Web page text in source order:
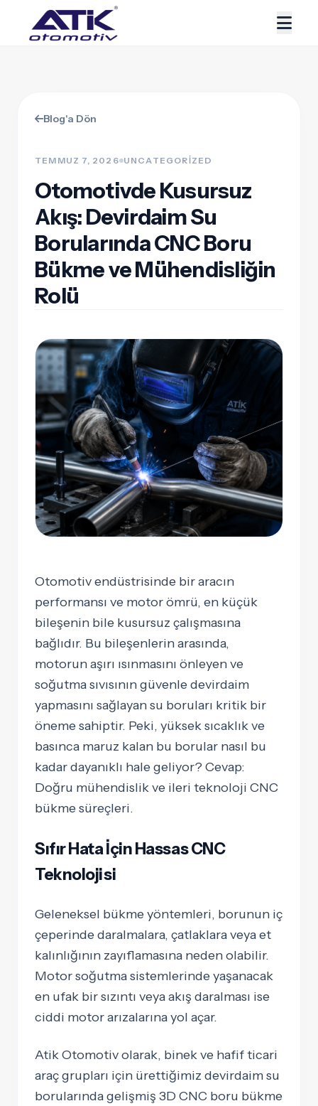
Blog'a Dön
TEMMUZ 7, 2026 UNCATEGORIZED
Otomotivde Kusursuz
Akış: Devirdaim Su
Borularında CNC Boru
Bükme ve Mühendisliğin
Rolü
Otomotiv endüstrisinde bir aracın
performansı ve motor ömrü, en küçük
bileşenin bile kusursuz çalışmasına
bağlıdır. Bu bileşenlerin arasında,
motorun aşırı ısınmasını önleyen ve
soğutma sıvısının güvenle devirdaim
yapmasını sağlayan su boruları kritik bir
öneme sahiptir. Peki, yüksek sıcaklık ve
basınca maruz kalan bu borular nasıl bu
kadar dayanıklı hale geliyor? Cevap:
Doğru mühendislik ve ileri teknoloji CNC
bükme süreçleri.
Sıfır Hata İçin Hassas CNC
Teknolojisi
Geleneksel bükme yöntemleri, borunun iç
çeperinde daralmalara, çatlaklara veya et
kalınlığının zayıflamasına neden olabilir.
Motor soğutma sistemlerinde yaşanacak
en ufak bir sızıntı veya akış daralması ise
ciddi motor arızalarına yol açar.
Atik Otomotiv olarak, binek ve hafif ticari
araç grupları için ürettiğimiz devirdaim su
borularında gelişmiş 3D CNC boru bükme